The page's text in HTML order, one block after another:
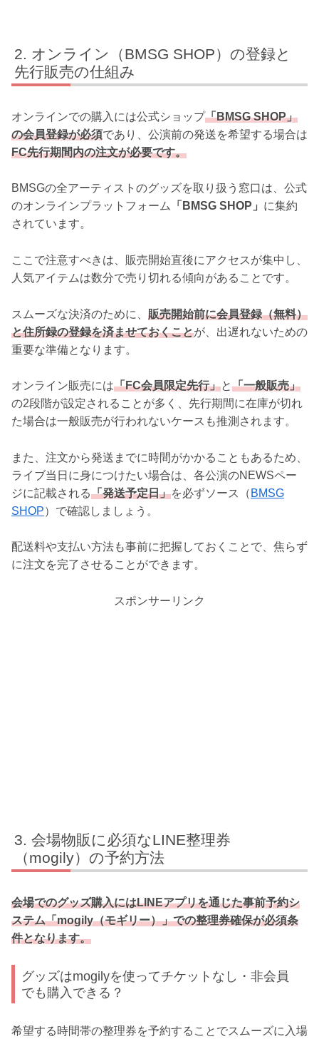
オンライン（BMSG SHOP）の登録と
先行販売の仕組み
オンラインでの購入には公式ショップ「BMSG SHOP」
の会員登録が必須であり、公演前の発送を希望する場合は
FC先行期間内の注文が必要です。
BMSGの全アーティストのグッズを取り扱う窓口は、公式
のオンラインプラットフォーム 「BMSG SHOP」 に集約
されています。
ここで注意すべきは、販売開始直後にアクセスが集中し、
人気アイテムは数分で売り切れる傾向があることです。
スムーズな決済のために、 販売開始前に会員登録（無料）
と住所録の登録を済ませておくことが、出遅れないための
重要な準備となります。
オンライン販売には「FC会員限定先行」と「一般販売」
の2段階が設定されることが多く、先行期間に在庫が切れ
た場合は一般販売が行われないケースも推測されます。
また、注文から発送までに時間がかかることもあるため、
ライブ当日に身につけたい場合は、各公演のNEWSペー
ジに記載される「発送予定日」を必ずソース（ BMSG
SHOP）で確認しましょう。
配送料や支払い方法も事前に把握しておくことで、焦らず
に注文を完了させることができます。
スポンサーリンク
会場物販に必須なLINE整理券
（mogily）の予約方法
会場でのグッズ購入にはLINEアプリを通じた事前予約シ
ステム「mogily（モギリー）」での整理券確保が必須条
件となります。
グッズはmogilyを使ってチケットなし・非会員
でも購入できる？
希望する時間帯の整理券を予約することでスムーズに入場